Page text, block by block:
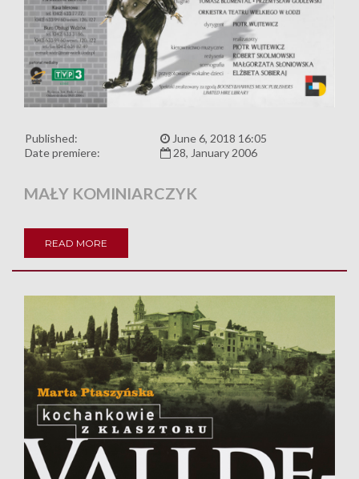
Published:
June 6, 2018 16:05
Date premiere:
28, January 2006
MAŁY KOMINIARCZYK
READ MORE